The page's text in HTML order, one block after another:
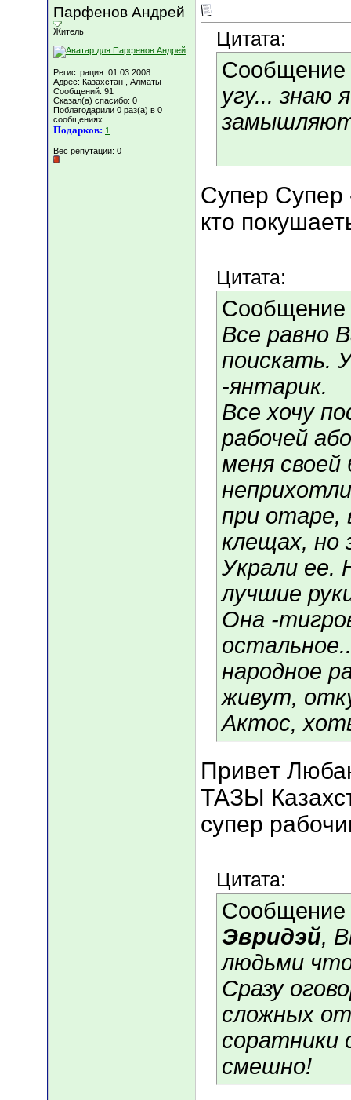
Парфенов Андрей
Житель
Регистрация: 01.03.2008
Адрес: Казахстан , Алматы
Сообщений: 91
Сказал(а) спасибо: 0
Поблагодарили 0 раз(а) в 0
сообщениях
Подарков: 1
Вес репутации: 0
Цитата:
Сообщение
угу... знаю
Супер Супер
кто
Цитата:
Сообщение
Все равно
поискать.
-янтарик.
Все хочу
рабочей
меня
при отаре,
клещах, но
Украли ее.
лучшие
Она -
народное
живут,
Актос,
Привет
ТАЗЫ
супер
Цитата:
Сообщение
Эвридэй,
людьми
Сразу
сложных
соратники
смешно!